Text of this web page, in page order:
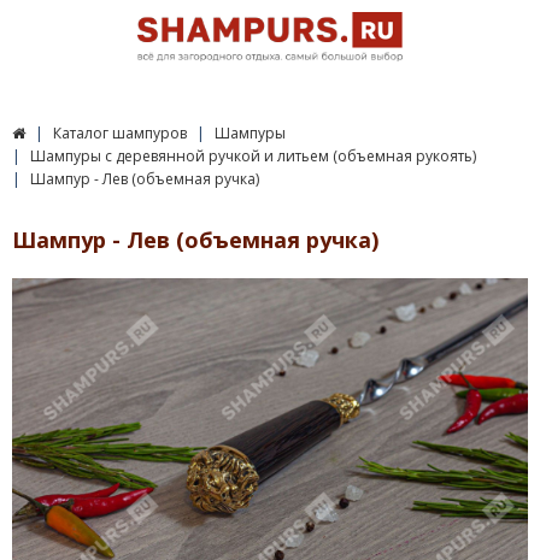
Каталог шампуров
Шампуры
Шампуры c деревянной ручкой и литьем (объемная рукоять)
Шампур - Лев (объемная ручка)
Шампур - Лев (объемная ручка)